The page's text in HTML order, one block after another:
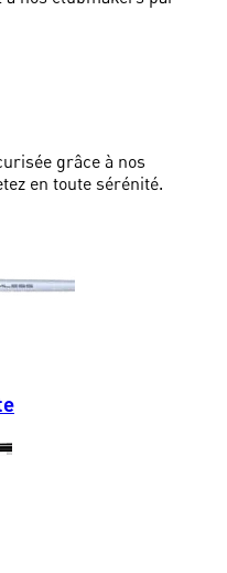
grâce à nos
en toute sérénité.